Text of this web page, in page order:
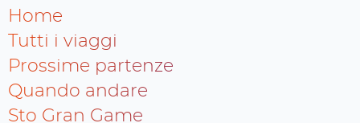
Home
Tutti i viaggi
Prossime partenze
Quando andare
Sto Gran Game